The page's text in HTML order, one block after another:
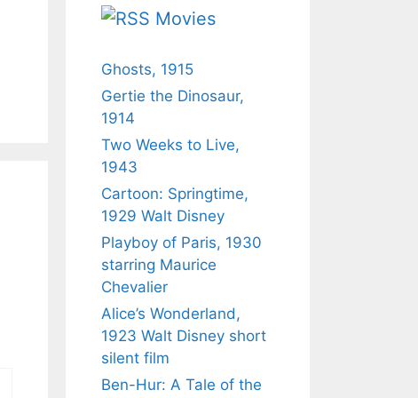
Movies
Ghosts, 1915
Gertie the Dinosaur,
1914
Two Weeks to Live,
1943
Cartoon: Springtime,
1929 Walt Disney
Playboy of Paris, 1930
starring Maurice
Chevalier
Alice’s Wonderland,
1923 Walt Disney short
silent film
Ben-Hur: A Tale of the